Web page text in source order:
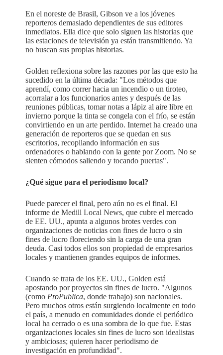
En el noreste de Brasil, Gibson ve a los jóvenes
reporteros demasiado dependientes de sus editores
inmediatos. Ella dice que solo siguen las historias que
las estaciones de televisión ya están transmitiendo. Ya
no buscan sus propias historias.
Golden reflexiona sobre las razones por las que esto ha
sucedido en la última década: "Los métodos que
aprendí, como correr hacia un incendio o un tiroteo,
acorralar a los funcionarios antes y después de las
reuniones públicas, tomar notas a lápiz al aire libre en
invierno porque la tinta se congela con el frío, se están
convirtiendo en un arte perdido. Internet ha creado una
generación de reporteros que se quedan en sus
escritorios, recopilando información en sus
ordenadores o hablando con la gente por Zoom. No se
sienten cómodos saliendo y tocando puertas".
¿Qué sigue para el periodismo local?
Puede parecer el final, pero aún no es el final. El
informe de Medill Local News, que cubre el mercado
de EE. UU., apunta a algunos brotes verdes con
organizaciones de noticias con fines de lucro o sin
fines de lucro floreciendo sin la carga de una gran
deuda. Casi todos ellos son propiedad de empresarios
locales y mantienen grandes equipos de informes.
Cuando se trata de los EE. UU., Golden está
apostando por proyectos sin fines de lucro. "Algunos
(como ProPublica, donde trabajo) son nacionales.
Pero muchos otros están surgiendo localmente en todo
el país, a menudo en comunidades donde el periódico
local ha cerrado o es una sombra de lo que fue. Estas
organizaciones locales sin fines de lucro son idealistas
y ambiciosas; quieren hacer periodismo de
investigación en profundidad".